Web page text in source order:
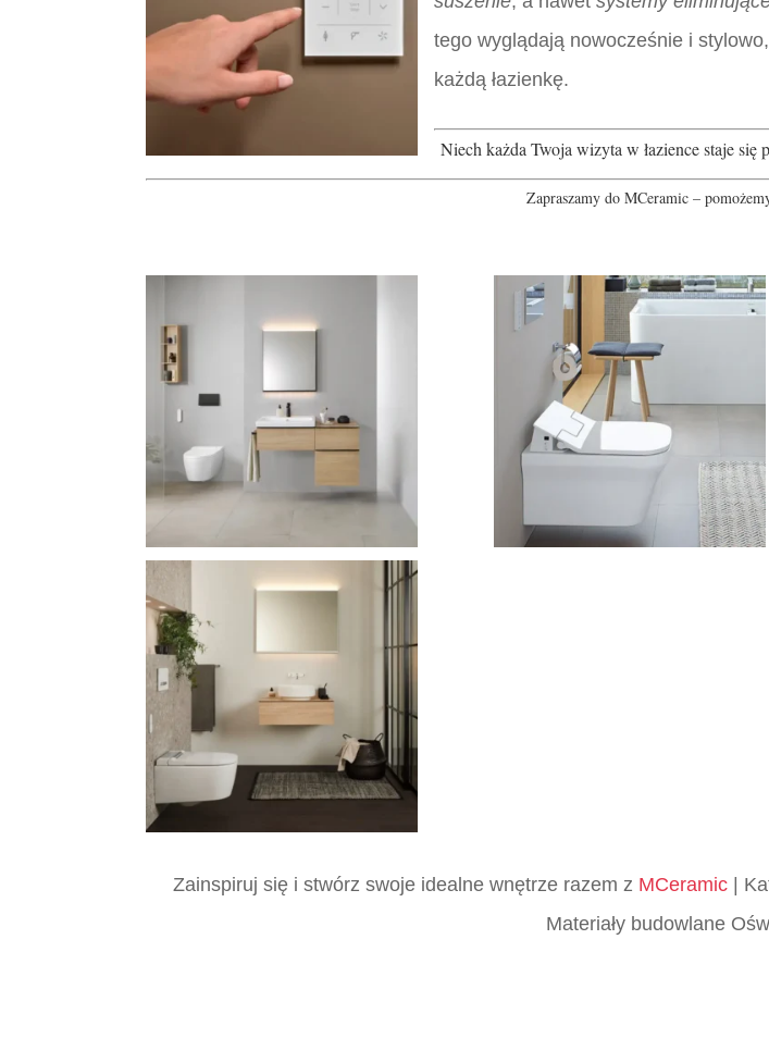
tego wyglądają nowocześnie i
każdą łazienkę.
Niech każda Twoja wizyta w łazience staje
Zapraszamy do MCeramic –
Zainspiruj się i stwórz swoje idealne wnętrze razem z MCeramic|
Materiały budowlane